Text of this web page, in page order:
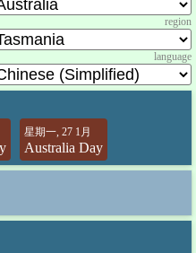
region
language
星期一, 27 1月
Australia Day